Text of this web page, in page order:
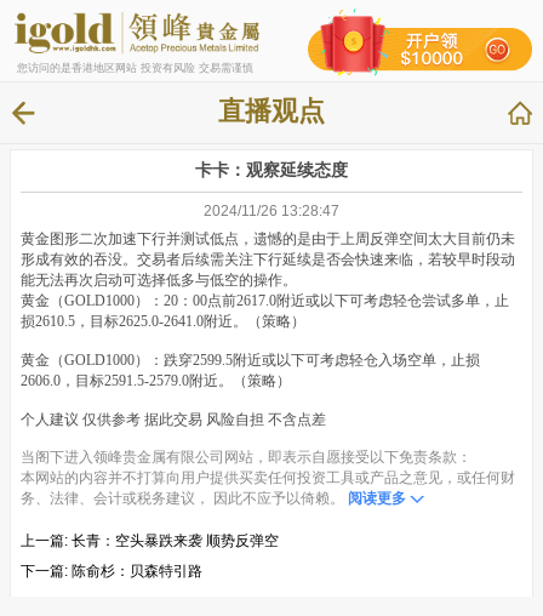
您访问的是香港地区网站 投资有风险 交易需谨慎
直播观点
卡卡：观察延续态度
2024/11/26 13:28:47
黄金图形二次加速下行并测试低点，遗憾的是由于上周反弹空间太大目前仍未
形成有效的吞没。交易者后续需关注下行延续是否会快速来临，若较早时段动
能无法再次启动可选择低多与低空的操作。
黄金（GOLD1000）：20：00点前2617.0附近或以下可考虑轻仓尝试多单，止
损2610.5，目标2625.0-2641.0附近。（策略）
黄金（GOLD1000）：跌穿2599.5附近或以下可考虑轻仓入场空单，止损
2606.0，目标2591.5-2579.0附近。（策略）
个人建议 仅供参考 据此交易 风险自担 不含点差
当阁下进入领峰贵金属有限公司网站，即表示自愿接受以下免责条款：
本网站的内容并不打算向用户提供买卖任何投资工具或产品之意见，或任何财
务、法律、会计或税务建议， 因此不应予以倚赖。
阅读更多
上一篇: 长青：空头暴跌来袭 顺势反弹空
下一篇: 陈俞杉：贝森特引路